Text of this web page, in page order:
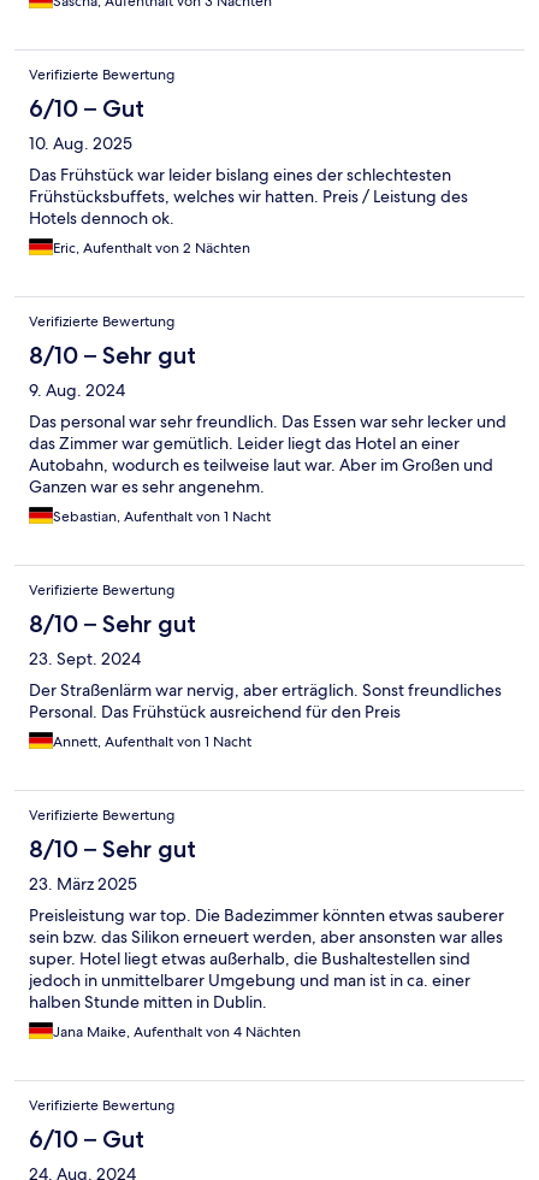
Verifizierte Bewertung
6/10 – Gut
10. Aug. 2025
Das Frühstück war leider bislang eines der schlechtesten
Frühstücksbuffets, welches wir hatten. Preis / Leistung des
Hotels dennoch ok.
Eric, Aufenthalt von 2 Nächten
Verifizierte Bewertung
8/10 – Sehr gut
9. Aug. 2024
Das personal war sehr freundlich. Das Essen war sehr lecker und
das Zimmer war gemütlich. Leider liegt das Hotel an einer
Autobahn, wodurch es teilweise laut war. Aber im Großen und
Ganzen war es sehr angenehm.
Sebastian, Aufenthalt von 1 Nacht
Verifizierte Bewertung
8/10 – Sehr gut
23. Sept. 2024
Der Straßenlärm war nervig, aber erträglich. Sonst freundliches
Personal. Das Frühstück ausreichend für den Preis
Annett, Aufenthalt von 1 Nacht
Verifizierte Bewertung
8/10 – Sehr gut
23. März 2025
Preisleistung war top. Die Badezimmer könnten etwas sauberer
sein bzw. das Silikon erneuert werden, aber ansonsten war alles
super. Hotel liegt etwas außerhalb, die Bushaltestellen sind
jedoch in unmittelbarer Umgebung und man ist in ca. einer
halben Stunde mitten in Dublin.
Jana Maike, Aufenthalt von 4 Nächten
Verifizierte Bewertung
6/10 – Gut
24. Aug. 2024